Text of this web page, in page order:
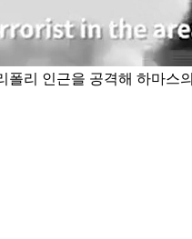
폴리 인근을 공격해 하마